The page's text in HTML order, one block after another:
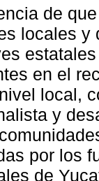
de
locales y
en el
local,
y
por los
de